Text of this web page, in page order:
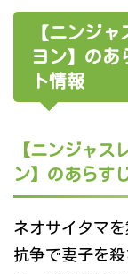
【ニンジ
ヨン】のあ
ト情報
【ニンジャス
ン】のあらす
ネオサイタマ
抗争で妻子を